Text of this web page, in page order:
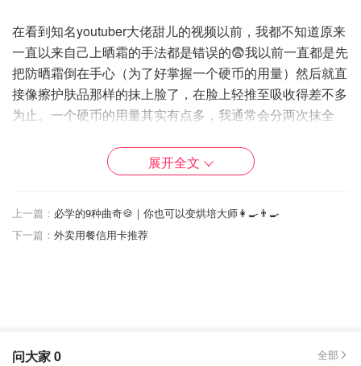
在看到知名youtuber大佬甜儿的视频以前，我都不知道原来
一直以来自己上晒霜的手法都是错误的😨我以前一直都是先
把防晒霜倒在手心（为了好掌握一个硬币的用量）然后就直
接像擦护肤品那样的抹上脸了，在脸上轻推至吸收得差不多
为止。一个硬币的用量其实有点多，我通常会分两次抹全
一直这么干了一段时间，我才发现，原来这样是不对的😱
了）用指腹以稍微打圈的方式沾上防晒霜，再以
上脸 pat onto the face. 可以
展开全文
上一篇： 必学的9种曲奇🍪｜你也可以变烘培大师👩‍🍳👨‍🍳
下一篇： 外卖用餐信用卡推荐
问大家0 全部